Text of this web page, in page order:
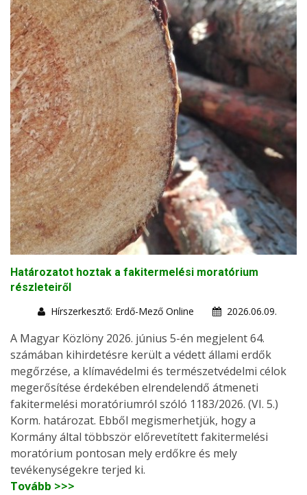
Határozatot hoztak a fakitermelési moratórium
részleteiről
Hírszerkesztő: Erdő-Mező Online
2026.06.09.
A Magyar Közlöny 2026. június 5-én megjelent 64.
számában kihirdetésre került a védett állami erdők
megőrzése, a klímavédelmi és természetvédelmi célok
megerősítése érdekében elrendelendő átmeneti
fakitermelési moratóriumról szóló 1183/2026. (VI. 5.)
Korm. határozat. Ebből megismerhetjük, hogy a
Kormány által többször előrevetített fakitermelési
moratórium pontosan mely erdőkre és mely
tevékenységekre terjed ki.
Tovább >>>